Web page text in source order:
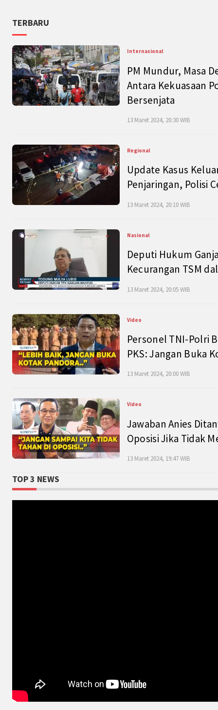
TERBARU
Internasional
PM Mundur, Masa
Antara Kekuasaan
Bersenjata
13 Maret 2024, 20:30 WIB
Regional
Update Kasus
Penjaringan, Polisi
13 Maret 2024, 20:10 WIB
Nasional
Deputi Hukum
Kecurangan TSM
13 Maret 2024, 20:05 WIB
Video
Personel TNI-Polri
PKS: Jangan Buka
13 Maret 2024, 20:00 WIB
Video
Jawaban Anies
Oposisi Jika Tidak
13 Maret 2024, 19:47 WIB
TOP 3 NEWS